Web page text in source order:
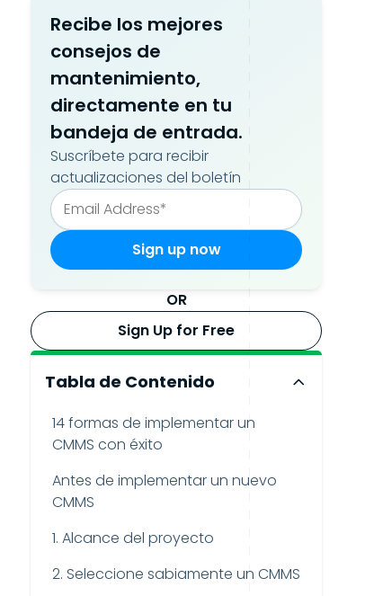
Recibe los mejores
consejos de
mantenimiento,
directamente en tu
bandeja de entrada.
Suscríbete para recibir
actualizaciones del boletín
OR
Sign Up for Free
Tabla de Contenido
14 formas de implementar un
CMMS con éxito
Antes de implementar un nuevo
CMMS
1. Alcance del proyecto
2. Seleccione sabiamente un CMMS